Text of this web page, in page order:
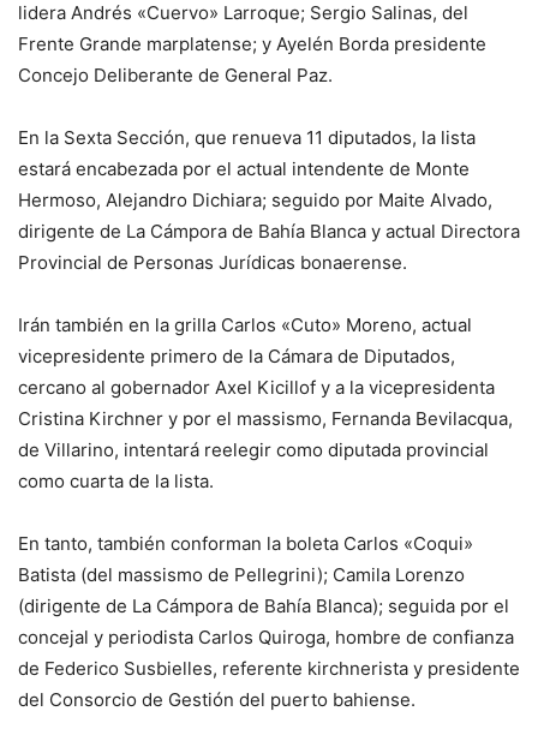
lidera Andrés «Cuervo» Larroque; Sergio Salinas, del
Frente Grande marplatense; y Ayelén Borda presidente
Concejo Deliberante de General Paz.
En la Sexta Sección, que renueva 11 diputados, la lista
estará encabezada por el actual intendente de Monte
Hermoso, Alejandro Dichiara; seguido por Maite Alvado,
dirigente de La Cámpora de Bahía Blanca y actual Directora
Provincial de Personas Jurídicas bonaerense.
Irán también en la grilla Carlos «Cuto» Moreno, actual
vicepresidente primero de la Cámara de Diputados,
cercano al gobernador Axel Kicillof y a la vicepresidenta
Cristina Kirchner y por el massismo, Fernanda Bevilacqua,
de Villarino, intentará reelegir como diputada provincial
como cuarta de la lista.
En tanto, también conforman la boleta Carlos «Coqui»
Batista (del massismo de Pellegrini); Camila Lorenzo
(dirigente de La Cámpora de Bahía Blanca); seguida por el
concejal y periodista Carlos Quiroga, hombre de confianza
de Federico Susbielles, referente kirchnerista y presidente
del Consorcio de Gestión del puerto bahiense.